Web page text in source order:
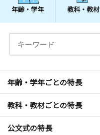
年齢・学年 教科・教材
年齢・学年ごとの特長
教科・教材ごとの特長
公文式の特長